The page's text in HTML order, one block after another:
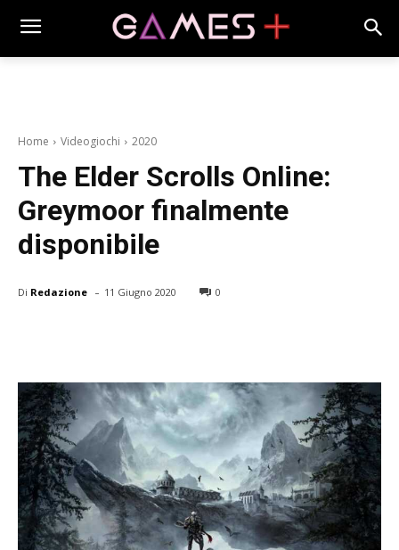
Home Videogiochi 2020
The Elder Scrolls Online:
Greymoor finalmente
disponibile
Di Redazione - 11 Giugno 2020 0